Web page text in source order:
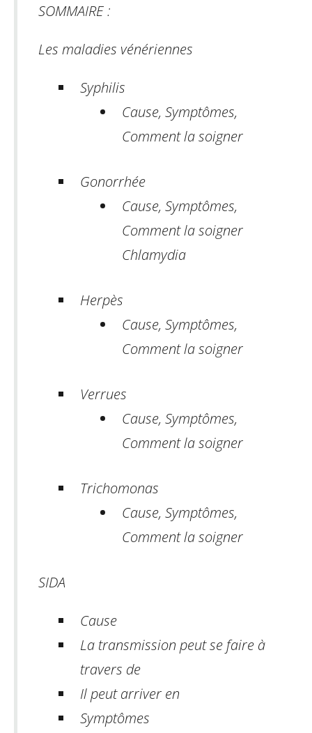
SOMMAIRE :
Les maladies vénériennes
Syphilis
Cause, Symptômes,
Comment la soigner
Gonorrhée
Cause, Symptômes,
Comment la soigner
Chlamydia
Herpès
Cause, Symptômes,
Comment la soigner
Verrues
Cause, Symptômes,
Comment la soigner
Trichomonas
Cause, Symptômes,
Comment la soigner
SIDA
Cause
La transmission peut se faire à
travers de
Il peut arriver en
Symptômes